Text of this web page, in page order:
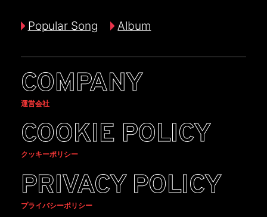
Popular Song Album
COMPANY
運営会社
COOKIE POLICY
クッキーポリシー
PRIVACY POLICY
プライバシーポリシー